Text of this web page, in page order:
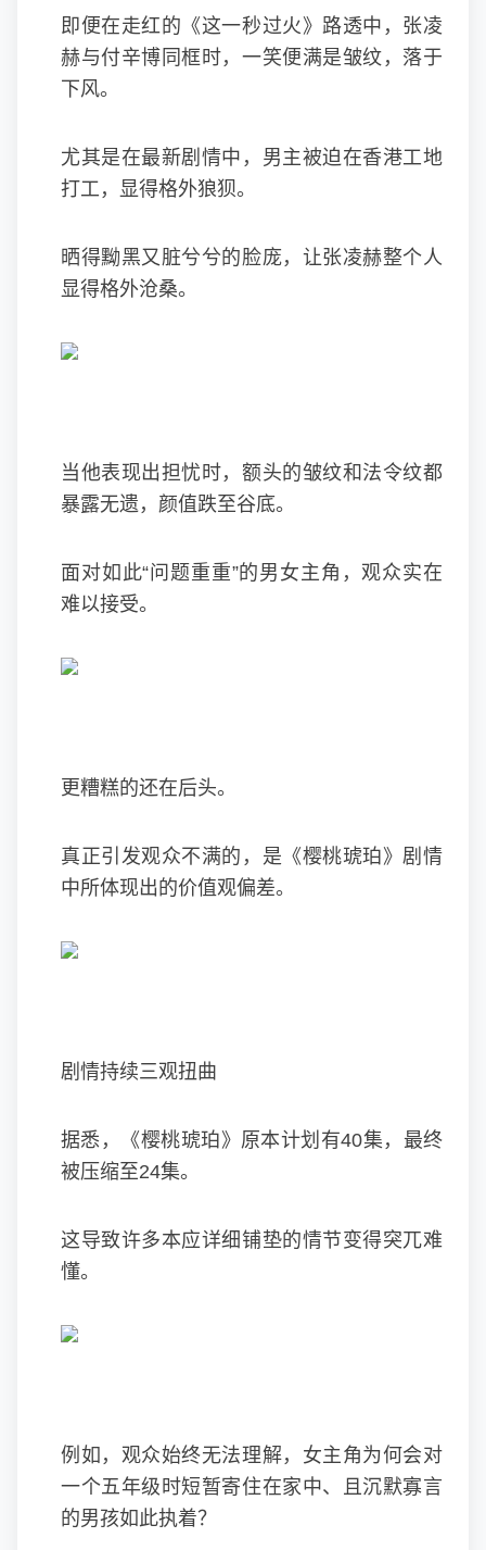
即便在走红的《这一秒过火》路透中，张凌
赫与付辛博同框时，一笑便满是皱纹，落于
下风。
尤其是在最新剧情中，男主被迫在香港工地
打工，显得格外狼狈。
晒得黝黑又脏兮兮的脸庞，让张凌赫整个人
显得格外沧桑。
当他表现出担忧时，额头的皱纹和法令纹都
暴露无遗，颜值跌至谷底。
面对如此“问题重重”的男女主角，观众实在
难以接受。
更糟糕的还在后头。
真正引发观众不满的，是《樱桃琥珀》剧情
中所体现出的价值观偏差。
剧情持续三观扭曲
据悉，《樱桃琥珀》原本计划有40集，最终
被压缩至24集。
这导致许多本应详细铺垫的情节变得突兀难
懂。
例如，观众始终无法理解，女主角为何会对
一个五年级时短暂寄住在家中、且沉默寡言
的男孩如此执着？